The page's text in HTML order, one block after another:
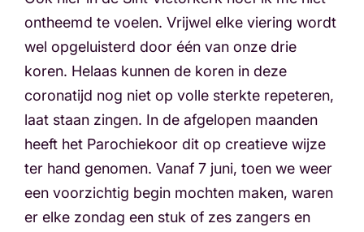
ontheemd te voelen. Vrijwel elke viering wordt
wel opgeluisterd door één van onze drie
koren. Helaas kunnen de koren in deze
coronatijd nog niet op volle sterkte repeteren,
laat staan zingen. In de afgelopen maanden
heeft het Parochiekoor dit op creatieve wijze
ter hand genomen. Vanaf 7 juni, toen we weer
een voorzichtig begin mochten maken, waren
er elke zondag een stuk of zes zangers en